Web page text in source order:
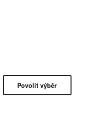
Povolit výběr